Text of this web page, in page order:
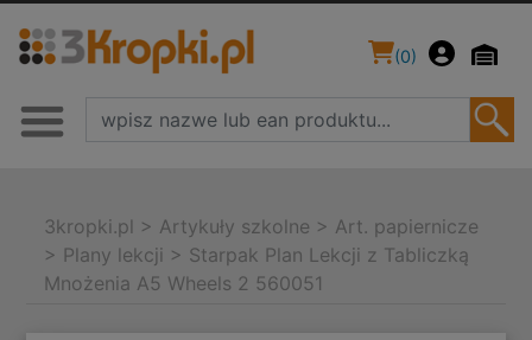
(0)
3kropki.pl > Artykuły szkolne > Art. papiernicze
> Plany lekcji > Starpak Plan Lekcji z Tabliczką
Mnożenia A5 Wheels 2 560051